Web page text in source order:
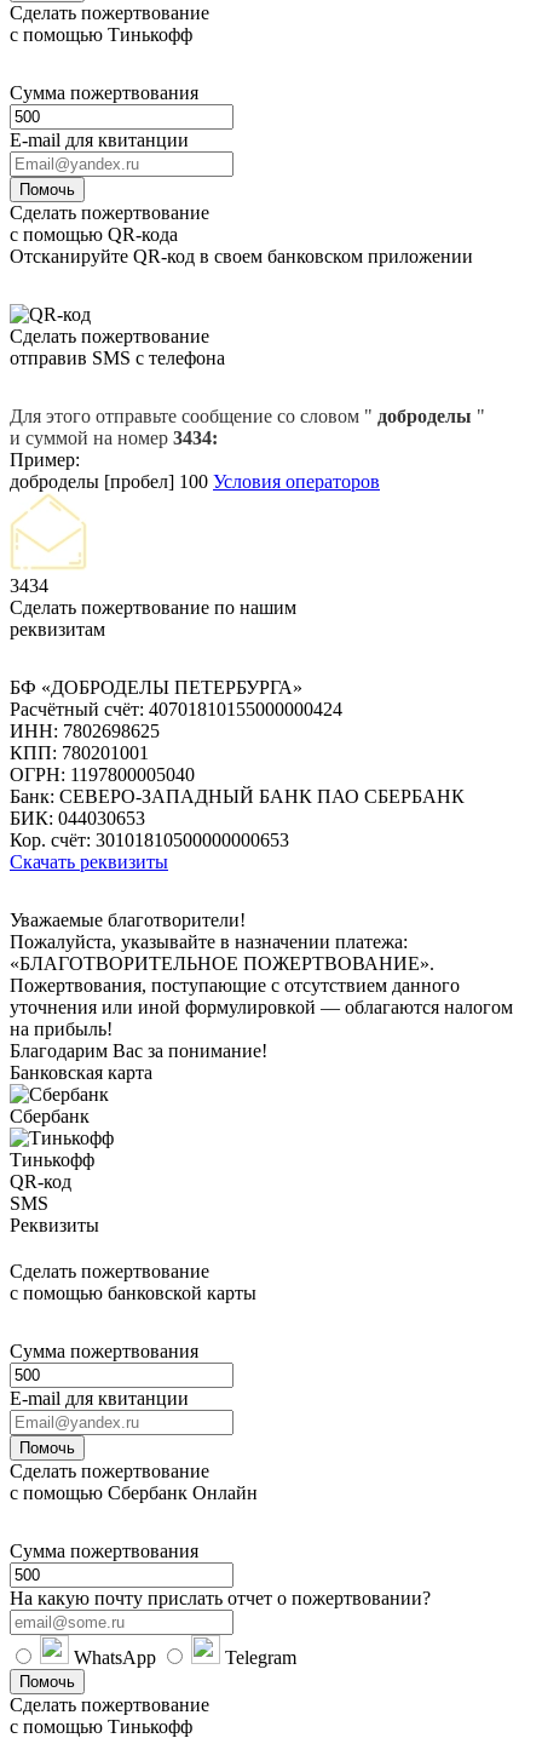
Сделать пожертвование
с помощью Тинькофф
Сумма пожертвования
E-mail для квитанции
Помочь
Сделать пожертвование
с помощью QR-кода
Отсканируйте QR-код в своем банковском приложении
Сделать пожертвование
отправив SMS с телефона
Для этого отправьте сообщение со словом " доброделы "
и суммой на номер 3434:
Пример:
доброделы [пробел] 100 Условия операторов
3434
Сделать пожертвование по нашим
реквизитам
БФ «ДОБРОДЕЛЫ ПЕТЕРБУРГА»
Расчётный счёт: 40701810155000000424
ИНН: 7802698625
КПП: 780201001
ОГРН: 1197800005040
Банк: СЕВЕРО-ЗАПАДНЫЙ БАНК ПАО СБЕРБАНК
БИК: 044030653
Кор. счёт: 30101810500000000653
Скачать реквизиты
Уважаемые благотворители!
Пожалуйста, указывайте в назначении платежа:
«БЛАГОТВОРИТЕЛЬНОЕ ПОЖЕРТВОВАНИЕ».
Пожертвования, поступающие с отсутствием данного
уточнения или иной формулировкой — облагаются налогом
на прибыль!
Благодарим Вас за понимание!
Банковская карта
Сбербанк
Тинькофф
QR-код
SMS
Реквизиты
Сделать пожертвование
с помощью банковской карты
Сумма пожертвования
E-mail для квитанции
Помочь
Сделать пожертвование
с помощью Сбербанк Онлайн
Сумма пожертвования
На какую почту прислать отчет о пожертвовании?
WhatsApp Telegram
Помочь
Сделать пожертвование
с помощью Тинькофф